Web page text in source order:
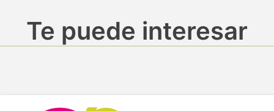
Te puede interesar